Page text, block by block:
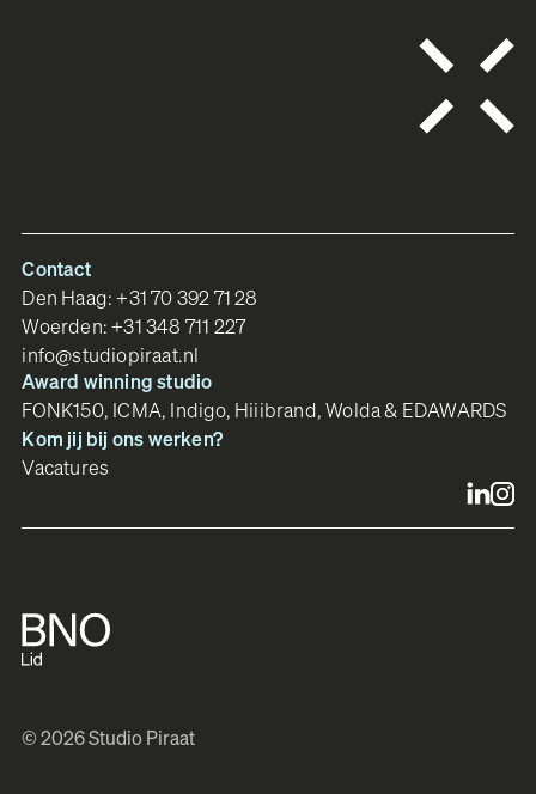
Contact
Den Haag:+31 70 392 71 28
Woerden:+31 348 711 227
info@studiopiraat.nl
Award winning studio
FONK150, ICMA, Indigo, Hiiibrand, Wolda & EDAWARDS
Kom jij bij ons werken?
Vacatures
© 2026 Studio Piraat